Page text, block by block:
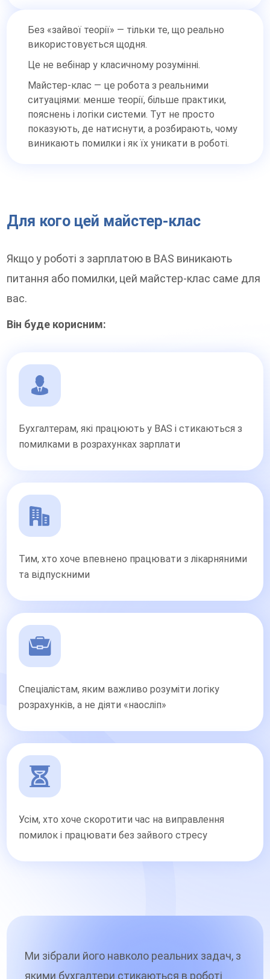
Без «зайвої теорії» — тільки те, що реально
використовується щодня.
Це не вебінар у класичному розумінні.
Майстер-клас — це робота з реальними
ситуаціями: менше теорії, більше практики,
пояснень і логіки системи. Тут не просто
показують, де натиснути, а розбирають, чому
виникають помилки і як їх уникати в роботі.
Для кого цей майстер-клас
Якщо у роботі з зарплатою в BAS виникають
питання або помилки, цей майстер-клас саме для
вас.
Він буде корисним:
Бухгалтерам, які працюють у BAS і стикаються з
помилками в розрахунках зарплати
Тим, хто хоче впевнено працювати з лікарняними
та відпускними
Спеціалістам, яким важливо розуміти логіку
розрахунків, а не діяти «наосліп»
Усім, хто хоче скоротити час на виправлення
помилок і працювати без зайвого стресу
Ми зібрали його навколо реальних задач, з
якими бухгалтери стикаються в роботі